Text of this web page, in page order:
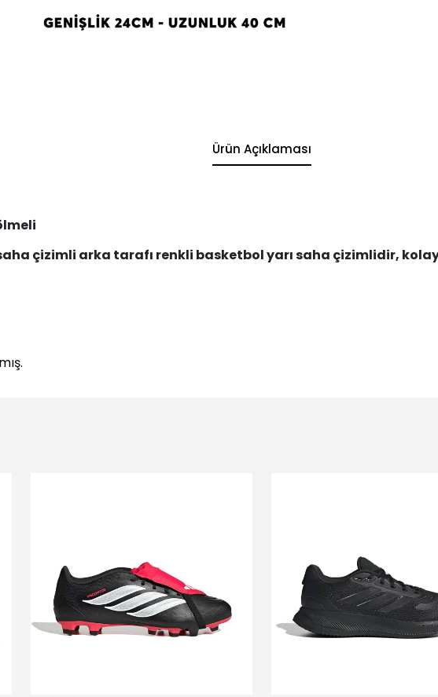
Ürün Açıklaması
çizimli arka tarafı renkli basketbol yarı saha çizimlidir,